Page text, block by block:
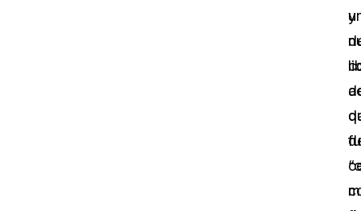
y